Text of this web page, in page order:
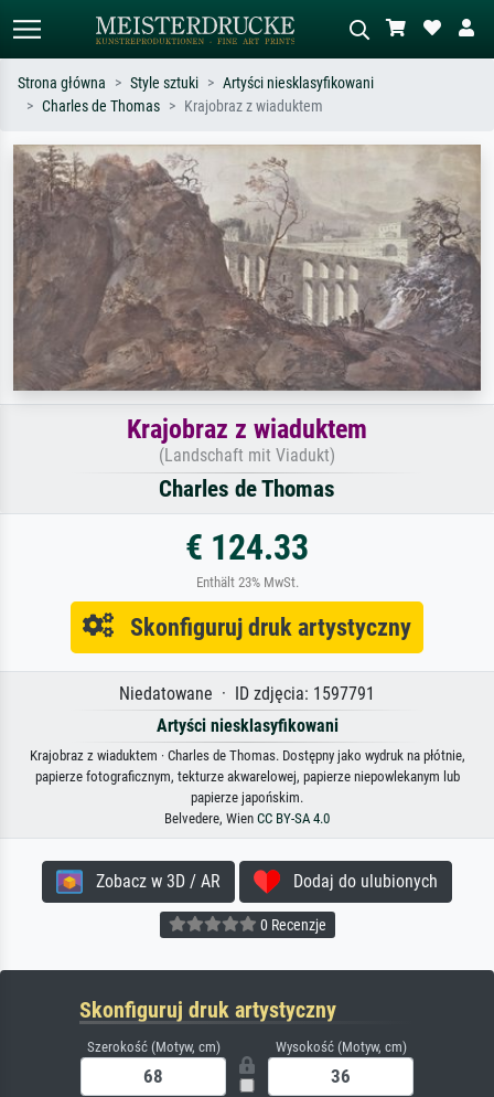
Szukaj wg artysty, tytułu lub stylu – np.
Monet, Gwiaździsta noc,
impresjonizm, fala Hokusaia, akt.
Opisz scenę – np. zielona łąka,
abstrakcja z czerwienią, ciemny olej,
stojący akt obok drzewa.
Strona główna Style sztuki
Artyści niesklasyfikowani
Charles de Thomas
Krajobraz z wiaduktem
Krajobraz z wiaduktem
(Landschaft mit Viadukt)
Charles de Thomas
€ 124.33
Enthält 23% MwSt.
Skonfiguruj druk artystyczny
Niedatowane · ID zdjęcia: 1597791
Artyści niesklasyfikowani
Krajobraz z wiaduktem · Charles de Thomas. Dostępny jako wydruk na płótnie,
papierze fotograficznym, tekturze akwarelowej, papierze niepowlekanym lub
papierze japońskim.
Belvedere, Wien CC BY-SA 4.0
Zobacz w 3D / AR Dodaj do ulubionych
0 Recenzje
Skonfiguruj druk artystyczny
Szerokość (Motyw, cm) Wysokość (Motyw, cm)